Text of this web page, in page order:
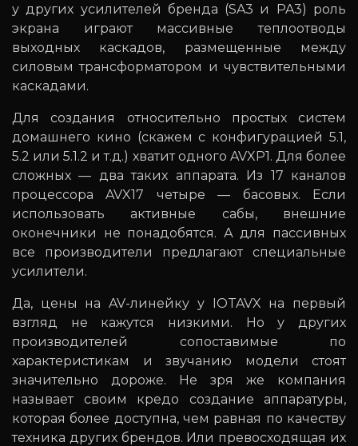
у других усилителей бренда (SA3 и PA3) роль
экрана играют массивные теплоотводы
выходных каскадов, размещенные между
силовым трансформатором и чувствительными
каскадами.
Для создания относительно простых систем
домашнего кино (скажем с конфигурацией 5.1,
5.2 или 5.1.2 и т.д.) хватит одного AVXP1. Для более
сложных — два таких аппарата. Из 17 каналов
процессора AVX17 четыре — басовых. Если
использовать активные сабы, внешние
оконечники не понадобятся. А для пассивных
все производители предлагают специальные
усилители.
Да, цены на AV-линейку у IOTAVX на первый
взгляд не кажутся низкими. Но у других
производителей сопоставимые по
характеристикам и звучанию модели стоят
значительно дороже. Не зря же компания
называет своим кредо создание аппаратуры,
которая более доступна, чем равная по качеству
техника других брендов. Или превосходящая их